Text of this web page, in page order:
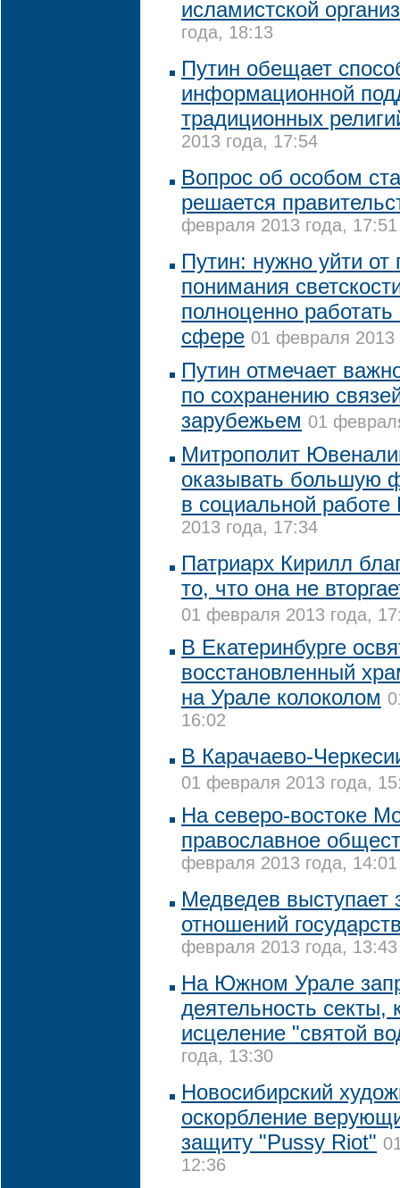
исламистской
года, 18:13
Путин обещает
информационной
традиционных
2013 года, 17:54
Вопрос об особом
решается
февраля 2013 года, 17:51
Путин: нужно уйти от
понимания
полноценно
сфере 01 февраля 2013
Путин отмечает
по сохранению
зарубежьем 01
Митрополит
оказывать большую
в социальной работе
2013 года, 17:34
Патриарх Кирилл
то, что она не
01 февраля 2013 года,
В Екатеринбурге
восстановленный
на Урале колоколом
16:02
В Карачаево-
01 февраля 2013 года,
На северо-востоке
православное
февраля 2013 года, 14:01
Медведев выступает
отношений
февраля 2013 года, 13:43
На Южном Урале
деятельность секты,
исцеление "святой
года, 13:30
Новосибирский
оскорбление
защиту "Pussy Riot"
12:36